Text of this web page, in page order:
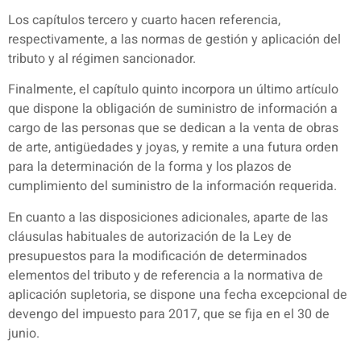
Los capítulos tercero y cuarto hacen referencia,
respectivamente, a las normas de gestión y aplicación del
tributo y al régimen sancionador.
Finalmente, el capítulo quinto incorpora un último artículo
que dispone la obligación de suministro de información a
cargo de las personas que se dedican a la venta de obras
de arte, antigüedades y joyas, y remite a una futura orden
para la determinación de la forma y los plazos de
cumplimiento del suministro de la información requerida.
En cuanto a las disposiciones adicionales, aparte de las
cláusulas habituales de autorización de la Ley de
presupuestos para la modificación de determinados
elementos del tributo y de referencia a la normativa de
aplicación supletoria, se dispone una fecha excepcional de
devengo del impuesto para 2017, que se fija en el 30 de
junio.